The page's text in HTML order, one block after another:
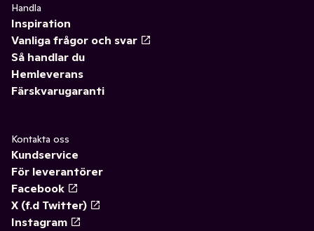
Handla
Inspiration
Vanliga frågor och svar
Så handlar du
Hemleverans
Färskvarugaranti
Kontakta oss
Kundservice
För leverantörer
Facebook
X (f.d Twitter)
Instagram